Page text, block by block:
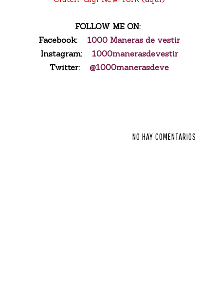
FOLLOW ME ON:
Facebook: 1000 Maneras de vestir
Instagram: 1000manerasdevestir
Twitter: @1000manerasdeve
NO HAY COMENTARIOS